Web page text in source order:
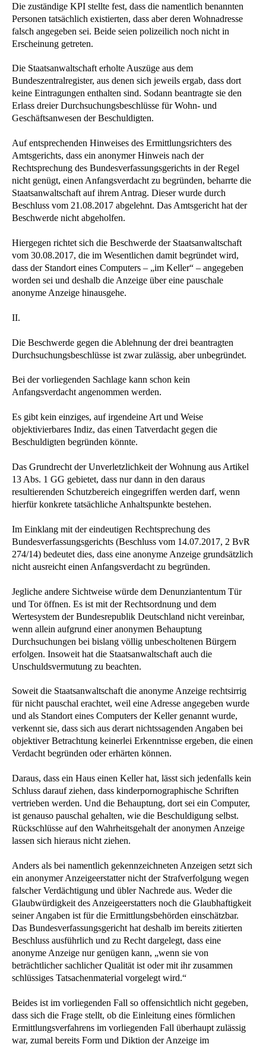
Die zuständige KPI stellte fest, dass die namentlich benannten
Personen tatsächlich existierten, dass aber deren Wohnadresse
falsch angegeben sei. Beide seien polizeilich noch nicht in
Erscheinung getreten.
Die Staatsanwaltschaft erholte Auszüge aus dem
Bundeszentralregister, aus denen sich jeweils ergab, dass dort
keine Eintragungen enthalten sind. Sodann beantragte sie den
Erlass dreier Durchsuchungsbeschlüsse für Wohn- und
Geschäftsanwesen der Beschuldigten.
Auf entsprechenden Hinweises des Ermittlungsrichters des
Amtsgerichts, dass ein anonymer Hinweis nach der
Rechtsprechung des Bundesverfassungsgerichts in der Regel
nicht genügt, einen Anfangsverdacht zu begründen, beharrte die
Staatsanwaltschaft auf ihrem Antrag. Dieser wurde durch
Beschluss vom 21.08.2017 abgelehnt. Das Amtsgericht hat der
Beschwerde nicht abgeholfen.
Hiergegen richtet sich die Beschwerde der Staatsanwaltschaft
vom 30.08.2017, die im Wesentlichen damit begründet wird,
dass der Standort eines Computers – „im Keller“ – angegeben
worden sei und deshalb die Anzeige über eine pauschale
anonyme Anzeige hinausgehe.
II.
Die Beschwerde gegen die Ablehnung der drei beantragten
Durchsuchungsbeschlüsse ist zwar zulässig, aber unbegründet.
Bei der vorliegenden Sachlage kann schon kein
Anfangsverdacht angenommen werden.
Es gibt kein einziges, auf irgendeine Art und Weise
objektivierbares Indiz, das einen Tatverdacht gegen die
Beschuldigten begründen könnte.
Das Grundrecht der Unverletzlichkeit der Wohnung aus Artikel
13 Abs. 1 GG gebietet, dass nur dann in den daraus
resultierenden Schutzbereich eingegriffen werden darf, wenn
hierfür konkrete tatsächliche Anhaltspunkte bestehen.
Im Einklang mit der eindeutigen Rechtsprechung des
Bundesverfassungsgerichts (Beschluss vom 14.07.2017, 2 BvR
274/14) bedeutet dies, dass eine anonyme Anzeige grundsätzlich
nicht ausreicht einen Anfangsverdacht zu begründen.
Jegliche andere Sichtweise würde dem Denunziantentum Tür
und Tor öffnen. Es ist mit der Rechtsordnung und dem
Wertesystem der Bundesrepublik Deutschland nicht vereinbar,
wenn allein aufgrund einer anonymen Behauptung
Durchsuchungen bei bislang völlig unbescholtenen Bürgern
erfolgen. Insoweit hat die Staatsanwaltschaft auch die
Unschuldsvermutung zu beachten.
Soweit die Staatsanwaltschaft die anonyme Anzeige rechtsirrig
für nicht pauschal erachtet, weil eine Adresse angegeben wurde
und als Standort eines Computers der Keller genannt wurde,
verkennt sie, dass sich aus derart nichtssagenden Angaben bei
objektiver Betrachtung keinerlei Erkenntnisse ergeben, die einen
Verdacht begründen oder erhärten können.
Daraus, dass ein Haus einen Keller hat, lässt sich jedenfalls kein
Schluss darauf ziehen, dass kinderpornographische Schriften
vertrieben werden. Und die Behauptung, dort sei ein Computer,
ist genauso pauschal gehalten, wie die Beschuldigung selbst.
Rückschlüsse auf den Wahrheitsgehalt der anonymen Anzeige
lassen sich hieraus nicht ziehen.
Anders als bei namentlich gekennzeichneten Anzeigen setzt sich
ein anonymer Anzeigeerstatter nicht der Strafverfolgung wegen
falscher Verdächtigung und übler Nachrede aus. Weder die
Glaubwürdigkeit des Anzeigeerstatters noch die Glaubhaftigkeit
seiner Angaben ist für die Ermittlungsbehörden einschätzbar.
Das Bundesverfassungsgericht hat deshalb im bereits zitierten
Beschluss ausführlich und zu Recht dargelegt, dass eine
anonyme Anzeige nur genügen kann, „wenn sie von
beträchtlicher sachlicher Qualität ist oder mit ihr zusammen
schlüssiges Tatsachenmaterial vorgelegt wird.“
Beides ist im vorliegenden Fall so offensichtlich nicht gegeben,
dass sich die Frage stellt, ob die Einleitung eines förmlichen
Ermittlungsverfahrens im vorliegenden Fall überhaupt zulässig
war, zumal bereits Form und Diktion der Anzeige im